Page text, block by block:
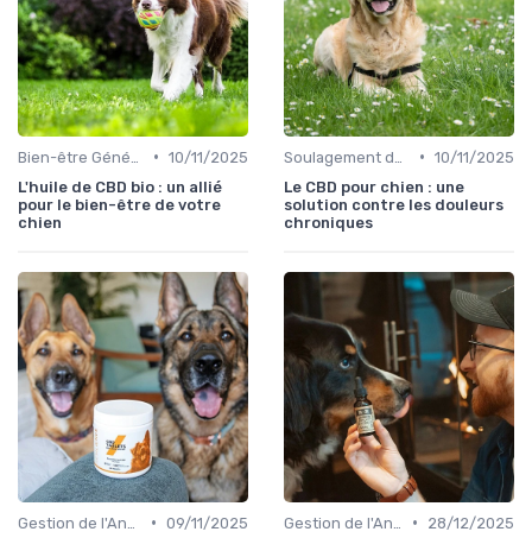
• 10/11/2025
L'huile de CBD bio : un allié
pour le bien-être de votre
chien
• 10/11/2025
Le CBD pour chien : une
solution contre les douleurs
chroniques
• 09/11/2025
•
28/12/2025